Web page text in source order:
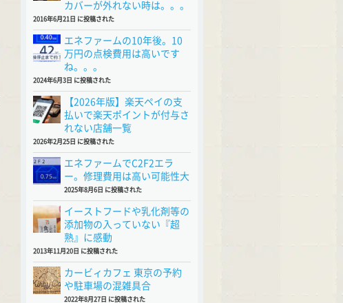
カバーが外れない時は。。。
2016年6月21日 に投稿された
エネファームの10年後。10
万円の点検費用は高いです
ね。。。
2024年6月3日 に投稿された
【2026年版】楽天ペイの支
払いで楽天ポイントが付与さ
れない店舗一覧
2026年2月25日 に投稿された
エネファームでC2F2エラ
ー。修理費用は高い可能性大
2025年8月6日 に投稿された
イーストフードや乳化剤等の
添加物の入っていない『超
熟』に感動
2013年11月20日 に投稿された
カービィカフェ 東京の予約
や駐車場の混雑具合
2022年8月27日 に投稿された